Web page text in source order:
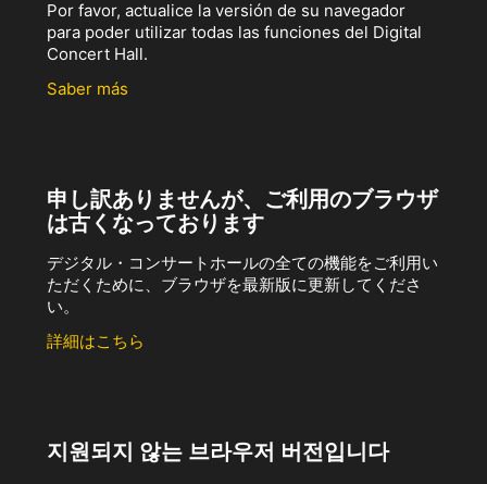
Por favor, actualice la versión de su navegador
para poder utilizar todas las funciones del Digital
Concert Hall.
Saber más
申し訳ありませんが、ご利用のブラウザ
は古くなっております
デジタル・コンサートホールの全ての機能をご利用い
ただくために、ブラウザを最新版に更新してくださ
い。
詳細はこちら
지원되지 않는 브라우저 버전입니다